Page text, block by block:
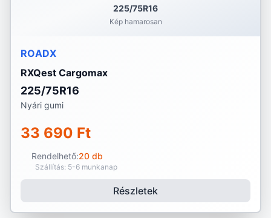
225/75R16
Kép hamarosan
ROADX
RXQest Cargomax
225/75R16
Nyári gumi
33 690 Ft
Rendelhető:20 db
Szállítás: 5-6 munkanap
Részletek